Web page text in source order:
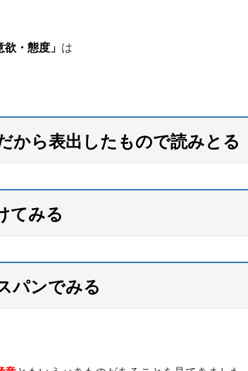
・態度」 は
から表出したもので読みとる
てみる
パンでみる